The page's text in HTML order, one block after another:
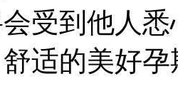
受到他人
适的美好孕